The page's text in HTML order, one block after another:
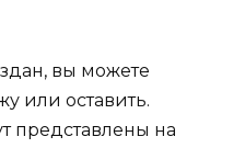
вы можете
или оставить.
представлены на